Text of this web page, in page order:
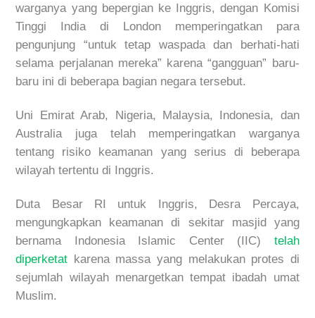
warganya yang bepergian ke Inggris, dengan Komisi
Tinggi India di London memperingatkan para
pengunjung “untuk tetap waspada dan berhati-hati
selama perjalanan mereka” karena “gangguan” baru-
baru ini di beberapa bagian negara tersebut.
Uni Emirat Arab, Nigeria, Malaysia, Indonesia, dan
Australia juga telah memperingatkan warganya
tentang risiko keamanan yang serius di beberapa
wilayah tertentu di Inggris.
Duta Besar RI untuk Inggris, Desra Percaya,
mengungkapkan keamanan di sekitar masjid yang
bernama Indonesia Islamic Center (IIC) telah
diperketat karena massa yang melakukan protes di
sejumlah wilayah menargetkan tempat ibadah umat
Muslim.